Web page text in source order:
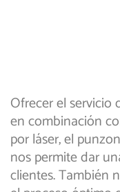
Ofrecer el servicio
en combinación
por láser, el
nos permite dar
clientes. También